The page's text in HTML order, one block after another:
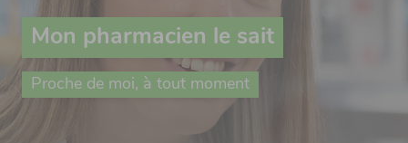
Mon pharmacien le sait
Proche de moi, à tout moment